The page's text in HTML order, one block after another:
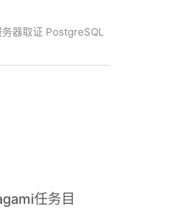
器取证 PostgreSQL
任务目